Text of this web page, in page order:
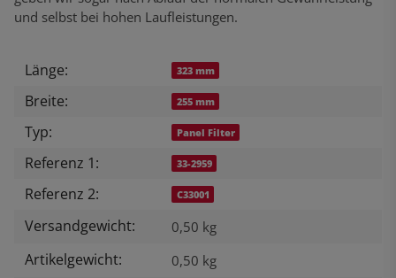
und selbst bei hohen Laufleistungen.
Produkteigenschaft
Wert
Länge: 323 mm
Breite: 255 mm
Typ: Panel Filter
Referenz 1: 33-2959
Referenz 2: C33001
Versandgewicht: 0,50 kg
Artikelgewicht: 0,50 kg